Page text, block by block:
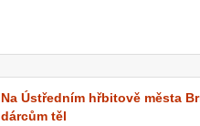
Na Ústředním hřbitově města
dárcům těl